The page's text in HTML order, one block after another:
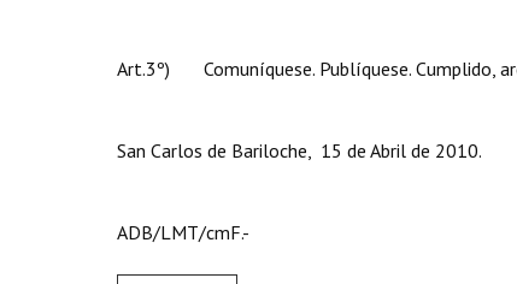
Art.3º) Comuníquese. Publíquese. Cumplido,
San Carlos de Bariloche, 15 de Abril de 2010.
ADB/LMT/cmF.-